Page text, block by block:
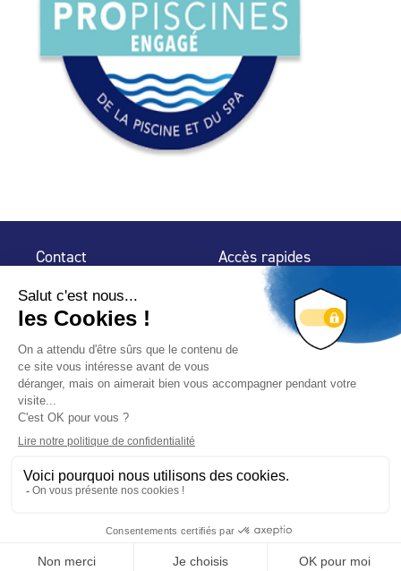
Contact
32 rue de Mogador
75 009 Paris
Accès rapides
Espace Presse
Trouver un
professionnel
Nous suivre
parHybride Conseil